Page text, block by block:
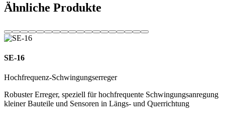
Ähnliche Produkte
SE-16
Hochfrequenz-Schwingungserreger
Robuster Erreger, speziell für hochfrequente Schwingungsanregung
kleiner Bauteile und Sensoren in Längs- und Querrichtung